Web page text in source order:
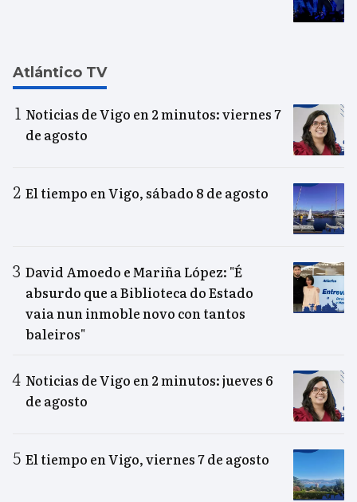
Atlántico TV
Noticias de Vigo en 2 minutos: viernes 7
de agosto
El tiempo en Vigo, sábado 8 de agosto
David Amoedo e Mariña López: "É
absurdo que a Biblioteca do Estado
vaia nun inmoble novo con tantos
baleiros"
Noticias de Vigo en 2 minutos: jueves 6
de agosto
El tiempo en Vigo, viernes 7 de agosto